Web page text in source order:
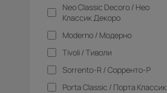
Neo Classic Decoro / Нео
Классик Декоро
Moderno / Модерно
Tivoli / Тиволи
Sorrento-R / Сорренто-Р
Porta Classic / Порта Классик